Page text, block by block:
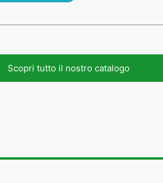
Scopri tutto il nostro catalogo